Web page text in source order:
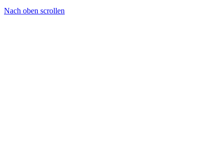
Nach oben scrollen